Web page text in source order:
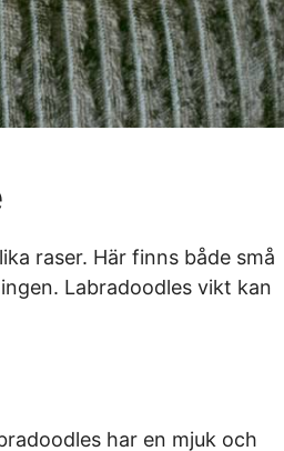
raser. Här finns både små
Labradoodles vikt kan
har en mjuk och